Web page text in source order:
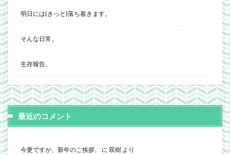
明日には(きっと)落ち着きます。
そんな日常。
生存報告。
最近のコメント
今更ですが、新年のご挨拶。 に 双樹 より